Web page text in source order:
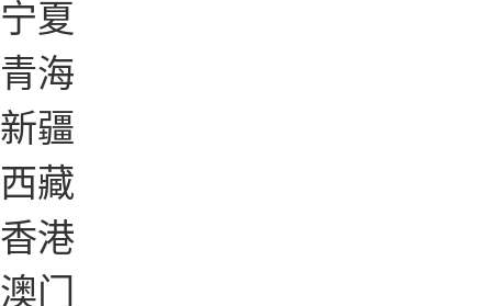
宁夏
青海
新疆
西藏
香港
澳门